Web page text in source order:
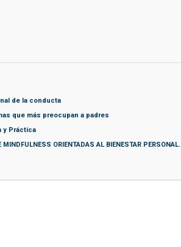
de la conducta
que más preocupan a padres
y Práctica
ORIENTADAS AL BIENESTAR PERSONAL.